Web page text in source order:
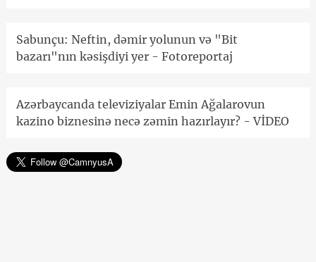
Sabunçu: Neftin, dəmir yolunun və "Bit
bazarı"nın kəsişdiyi yer - Fotoreportaj
Azərbaycanda televiziyalar Emin Ağalarovun
kazino biznesinə necə zəmin hazırlayır? - VİDEO